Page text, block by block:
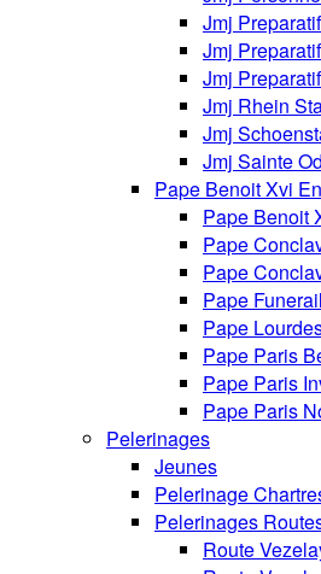
Jmj
Jmj
Jmj
Jmj Rhein
Jmj
Jmj Sainte
Pape Benoit Xvi
Pape Benoit
Pape
Pape
Pape
Pape
Pape Paris
Pape Paris
Pape Paris
Pelerinages
Jeunes
Pelerinage
Pelerinages
Route